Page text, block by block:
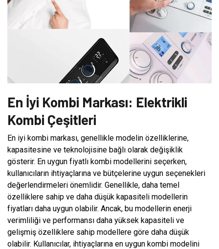
En İyi Kombi Markası: Elektrikli
Kombi Çeşitleri
En iyi kombi markası, genellikle modelin özelliklerine,
kapasitesine ve teknolojisine bağlı olarak değişiklik
gösterir. En uygun fiyatlı kombi modellerini seçerken,
kullanıcıların ihtiyaçlarına ve bütçelerine uygun seçenekleri
değerlendirmeleri önemlidir. Genellikle, daha temel
özelliklere sahip ve daha düşük kapasiteli modellerin
fiyatları daha uygun olabilir. Ancak, bu modellerin enerji
verimliliği ve performansı daha yüksek kapasiteli ve
gelişmiş özelliklere sahip modellere göre daha düşük
olabilir. Kullanıcılar, ihtiyaçlarına en uygun kombi modelini